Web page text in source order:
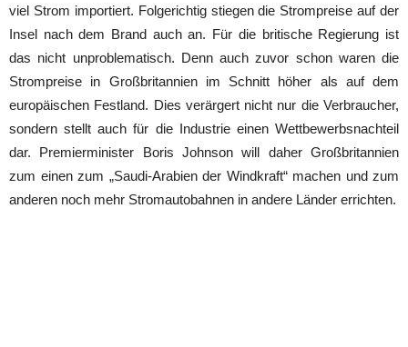
viel Strom importiert. Folgerichtig stiegen die Strompreise auf der
Insel nach dem Brand auch an. Für die britische Regierung ist
das nicht unproblematisch. Denn auch zuvor schon waren die
Strompreise in Großbritannien im Schnitt höher als auf dem
europäischen Festland. Dies verärgert nicht nur die Verbraucher,
sondern stellt auch für die Industrie einen Wettbewerbsnachteil
dar. Premierminister Boris Johnson will daher Großbritannien
zum einen zum „Saudi-Arabien der Windkraft“ machen und zum
anderen noch mehr Stromautobahnen in andere Länder errichten.